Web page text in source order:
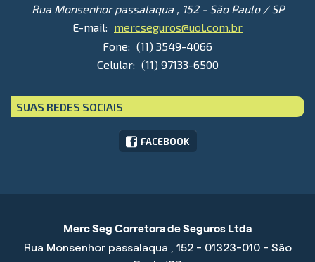
Rua Monsenhor passalaqua , 152 - São Paulo / SP
E-mail: mercseguros@uol.com.br
Fone: (11) 3549-4066
Celular: (11) 97133-6500
SUAS REDES SOCIAIS
FACEBOOK
Merc Seg Corretora de Seguros Ltda
Rua Monsenhor passalaqua , 152 - 01323-010 - São